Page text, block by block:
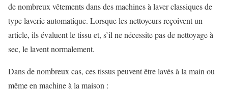
de nombreux vêtements dans des machines à laver classiques de
type laverie automatique. Lorsque les nettoyeurs reçoivent un
article, ils évaluent le tissu et, s’il ne nécessite pas de nettoyage à
sec, le lavent normalement.
Dans de nombreux cas, ces tissus peuvent être lavés à la main ou
même en machine à la maison :